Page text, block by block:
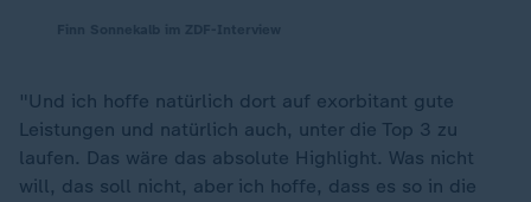
"Und ich hoffe natürlich dort auf exorbitant gute
Leistungen und natürlich auch, unter die Top 3 zu
laufen. Das wäre das absolute Highlight. Was nicht
will, das soll nicht, aber ich hoffe, dass es so in die